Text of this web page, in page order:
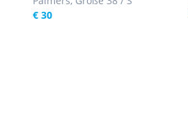
€ 30